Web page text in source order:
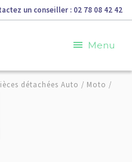
un conseiller : 02 78 08 42 42
Menu
détachées Auto / Moto /